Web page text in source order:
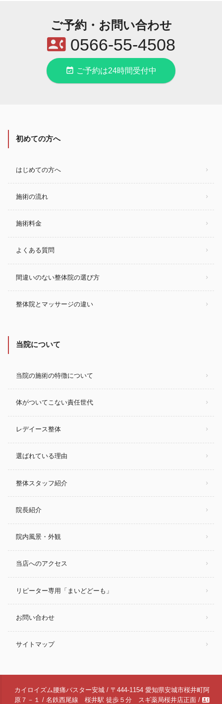
ご予約・お問い合わせ
contact_phone0566-55-4508
event_available ご予約は24時間受付中
初めての方へ
はじめての方へ
施術の流れ
施術料金
よくある質問
間違いのない整体院の選び方
整体院とマッサージの違い
当院について
当院の施術の特徴について
体がついてこない責任世代
レデイース整体
選ばれている理由
整体スタッフ紹介
院長紹介
院内風景・外観
当店へのアクセス
リピーター専用「まいどどーも」
お問い合わせ
サイトマップ
カイロイズム腰痛バスター安城 / 〒444-1154 愛知県安城市桜井町阿
原７－１ / 名鉄西尾線 桜井駅 徒歩５分 スギ薬局桜井店正面 / contact_phone